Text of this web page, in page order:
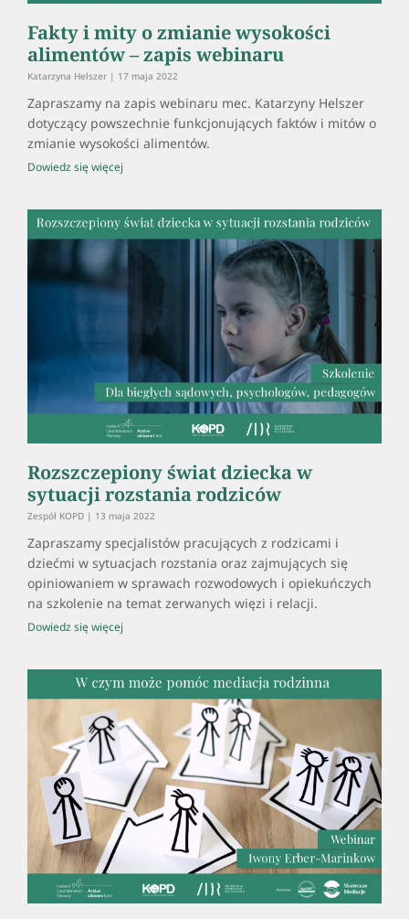
Fakty i mity o zmianie wysokości
alimentów – zapis webinaru
Katarzyna Helszer 17 maja 2022
Zapraszamy na zapis webinaru mec. Katarzyny Helszer
dotyczący powszechnie funkcjonujących faktów i mitów o
zmianie wysokości alimentów.
Dowiedz się więcej
Rozszczepiony świat dziecka w
sytuacji rozstania rodziców
Zespół KOPD 13 maja 2022
Zapraszamy specjalistów pracujących z rodzicami i
dziećmi w sytuacjach rozstania oraz zajmujących się
opiniowaniem w sprawach rozwodowych i opiekuńczych
na szkolenie na temat zerwanych więzi i relacji.
Dowiedz się więcej